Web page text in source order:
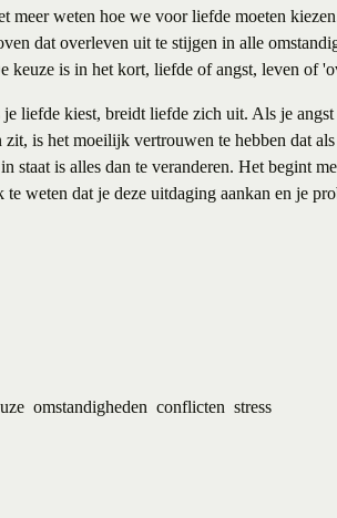
meer weten hoe we voor liefde moeten
dat overleven uit te stijgen in alle
is in het kort, liefde of angst, leven of
liefde kiest, breidt liefde zich uit. Als je
is het moeilijk vertrouwen te hebben dat
staat is alles dan te veranderen. Het begint
weten dat je deze uitdaging aankan en je
omstandigheden conflicten stress